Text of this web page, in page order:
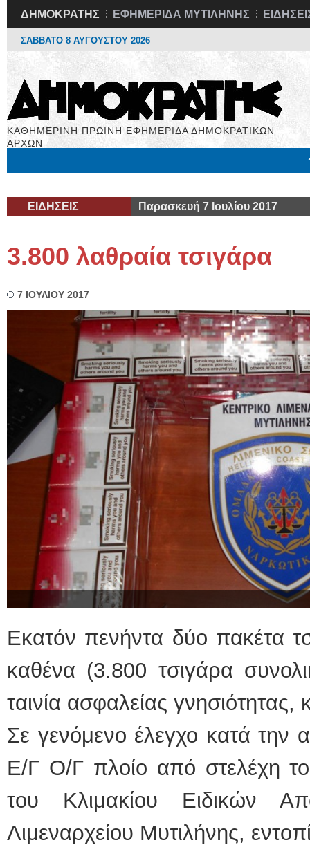
ΔΗΜΟΚΡΑΤΗΣ ΕΦΗΜΕΡΙΔΑ ΜΥΤΙΛΗΝΗΣ
ΣΑΒΒΑΤΟ 8 ΑΥΓΟΥΣΤΟΥ 2026
ΚΑΘΗΜΕΡΙΝΗ ΠΡΩΙΝΗ ΕΦΗΜΕΡΙΔΑ ΔΗΜΟΚΡΑΤΙΚΩΝ
ΑΡΧΩΝ
ΕΙΔΗΣΕΙΣ Παρασκευή 7 Ιουλίου 2017
3.800 λαθραία τσιγάρα
7 ΙΟΥΛΙΟΥ 2017
Εκατόν πενήντα δύο πακέτα
καθένα (3.800 τσιγάρα
ταινία ασφαλείας γνησιότητας,
Σε γενόμενο έλεγχο κατά την
Ε/Γ Ο/Γ πλοίο από στελέχη
του Κλιμακίου Ειδικών
Λιμεναρχείου Μυτιλήνης,